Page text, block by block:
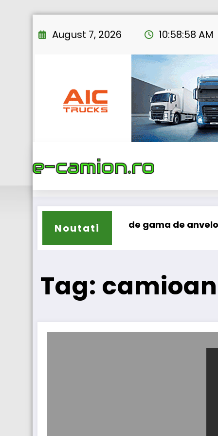
to
August 7, 2026 10:58:59 AM
Noutati
își extinde gama de anvelope pentru Lars
Tag: